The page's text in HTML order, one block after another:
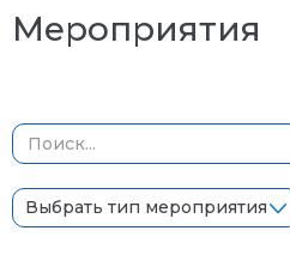
Мероприятия
Выбрать тип мероприятия